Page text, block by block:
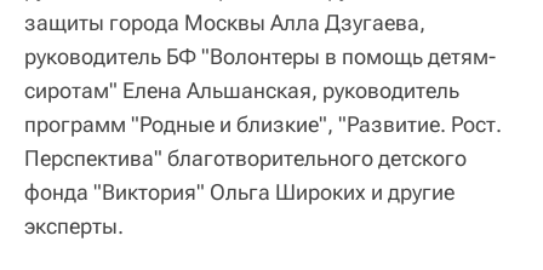
защиты города Москвы Алла Дзугаева,
руководитель БФ "Волонтеры в помощь детям-
сиротам" Елена Альшанская, руководитель
программ "Родные и близкие", "Развитие. Рост.
Перспектива" благотворительного детского
фонда "Виктория" Ольга Широких и другие
эксперты.